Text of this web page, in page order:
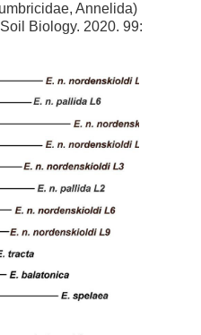
Annelida)
Biology. 2020. 99: